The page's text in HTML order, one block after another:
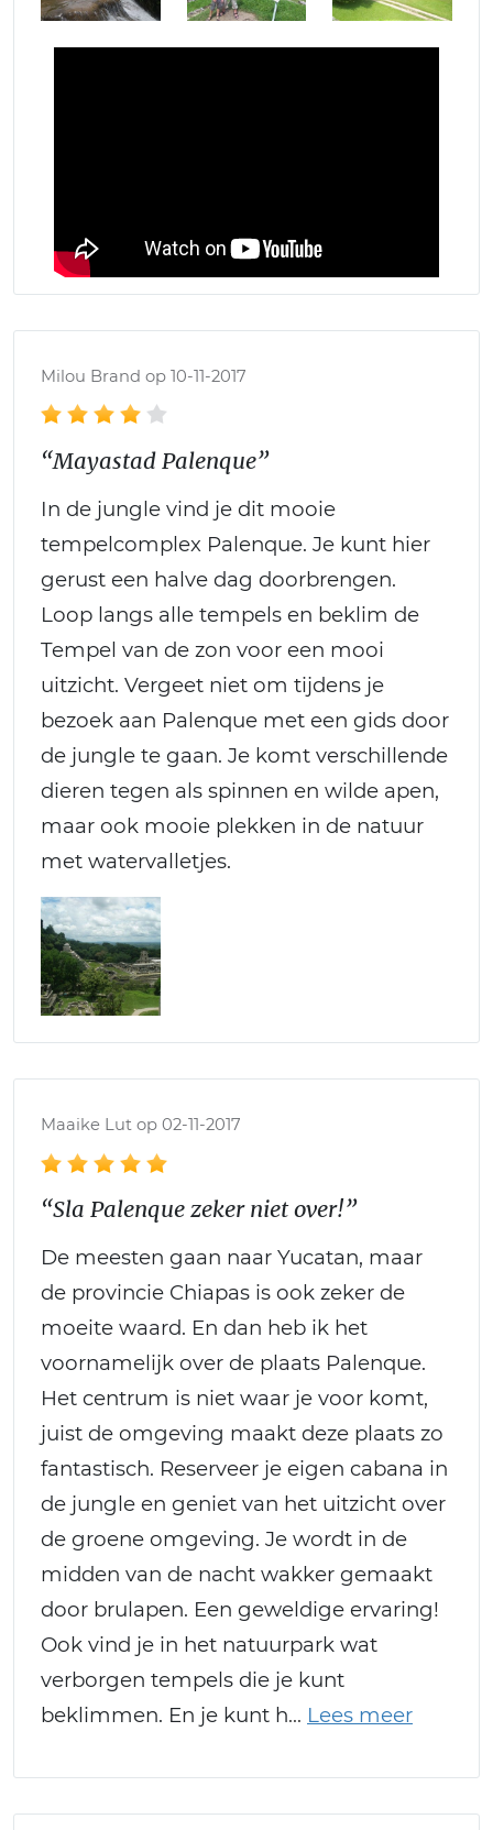
Milou Brand op 10-11-2017
“Mayastad Palenque”
In de jungle vind je dit mooie
tempelcomplex Palenque. Je kunt hier
gerust een halve dag doorbrengen.
Loop langs alle tempels en beklim de
Tempel van de zon voor een mooi
uitzicht. Vergeet niet om tijdens je
bezoek aan Palenque met een gids door
de jungle te gaan. Je komt verschillende
dieren tegen als spinnen en wilde apen,
maar ook mooie plekken in de natuur
met watervalletjes.
Maaike Lut op 02-11-2017
“Sla Palenque zeker niet over!”
De meesten gaan naar Yucatan, maar
de provincie Chiapas is ook zeker de
moeite waard. En dan heb ik het
voornamelijk over de plaats Palenque.
Het centrum is niet waar je voor komt,
juist de omgeving maakt deze plaats zo
fantastisch. Reserveer je eigen cabana in
de jungle en geniet van het uitzicht over
de groene omgeving. Je wordt in de
midden van de nacht wakker gemaakt
door brulapen. Een geweldige ervaring!
Ook vind je in het natuurpark wat
verborgen tempels die je kunt
beklimmen. En je kunt h